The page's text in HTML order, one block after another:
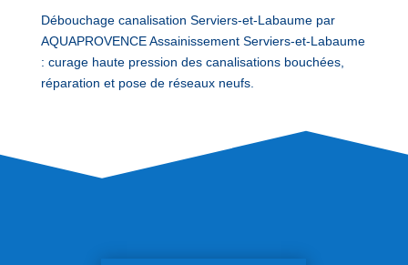
Débouchage canalisation Serviers-et-Labaume par
AQUAPROVENCE Assainissement Serviers-et-Labaume
: curage haute pression des canalisations bouchées,
réparation et pose de réseaux neufs.